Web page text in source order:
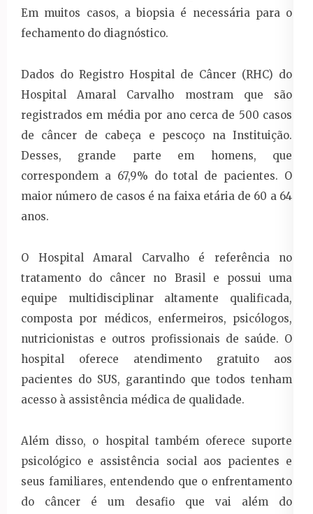
Em muitos casos, a biopsia é necessária para o
fechamento do diagnóstico.
Dados do Registro Hospital de Câncer (RHC) do
Hospital Amaral Carvalho mostram que são
registrados em média por ano cerca de 500 casos
de câncer de cabeça e pescoço na Instituição.
Desses, grande parte em homens, que
correspondem a 67,9% do total de pacientes. O
maior número de casos é na faixa etária de 60 a 64
anos.
O Hospital Amaral Carvalho é referência no
tratamento do câncer no Brasil e possui uma
equipe multidisciplinar altamente qualificada,
composta por médicos, enfermeiros, psicólogos,
nutricionistas e outros profissionais de saúde. O
hospital oferece atendimento gratuito aos
pacientes do SUS, garantindo que todos tenham
acesso à assistência médica de qualidade.
Além disso, o hospital também oferece suporte
psicológico e assistência social aos pacientes e
seus familiares, entendendo que o enfrentamento
do câncer é um desafio que vai além do